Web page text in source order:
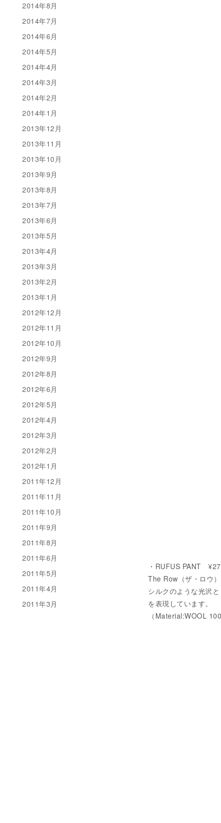
・RUFUS PANT
The Row（ザ・ロウ
シルクのような光沢
を表現しています。
（Material:WOOL
2014年8月
2014年7月
2014年6月
2014年5月
2014年4月
2014年3月
2014年2月
2014年1月
2013年12月
2013年11月
2013年10月
2013年9月
2013年8月
2013年7月
2013年6月
2013年5月
2013年4月
2013年3月
2013年2月
2013年1月
2012年12月
2012年11月
2012年10月
2012年9月
2012年8月
2012年6月
2012年5月
2012年4月
2012年3月
2012年2月
2012年1月
2011年12月
2011年11月
2011年10月
2011年9月
2011年8月
2011年6月
2011年5月
2011年4月
2011年3月